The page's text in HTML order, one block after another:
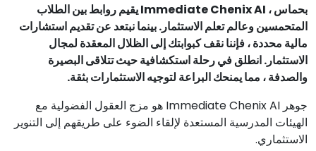
بحماس ، Immediate Chenix AI يقيم روابط بين الطلاب
المتحمسين وعالم تعلم الاستثمار. بينما نبتعد عن تقديم استشارات
مالية محددة ، فإننا نقف كبوابتك إلى الظلال المعقدة لمجال
الاستثمار. انطلق في رحلة استكشافية حيث تتلاقى البصيرة
والصدفة ، مما يمنحك البراعة لتوجيه الاستثمارات بثقة.
جوهر Immediate Chenix AI هو مزج العقول الفضولية مع
الهيئات المدرسية المستعدة لإلقاء الضوء على طريقهم إلى التنوير
الاستثماري.